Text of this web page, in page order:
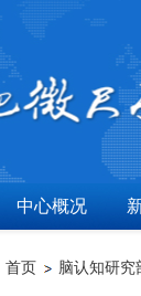
中心概况
首页 脑认知研究